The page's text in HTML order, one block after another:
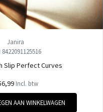
Janira
8422091125516
Slip Perfect Curves
Incl. btw
AAN WINKELWAGEN